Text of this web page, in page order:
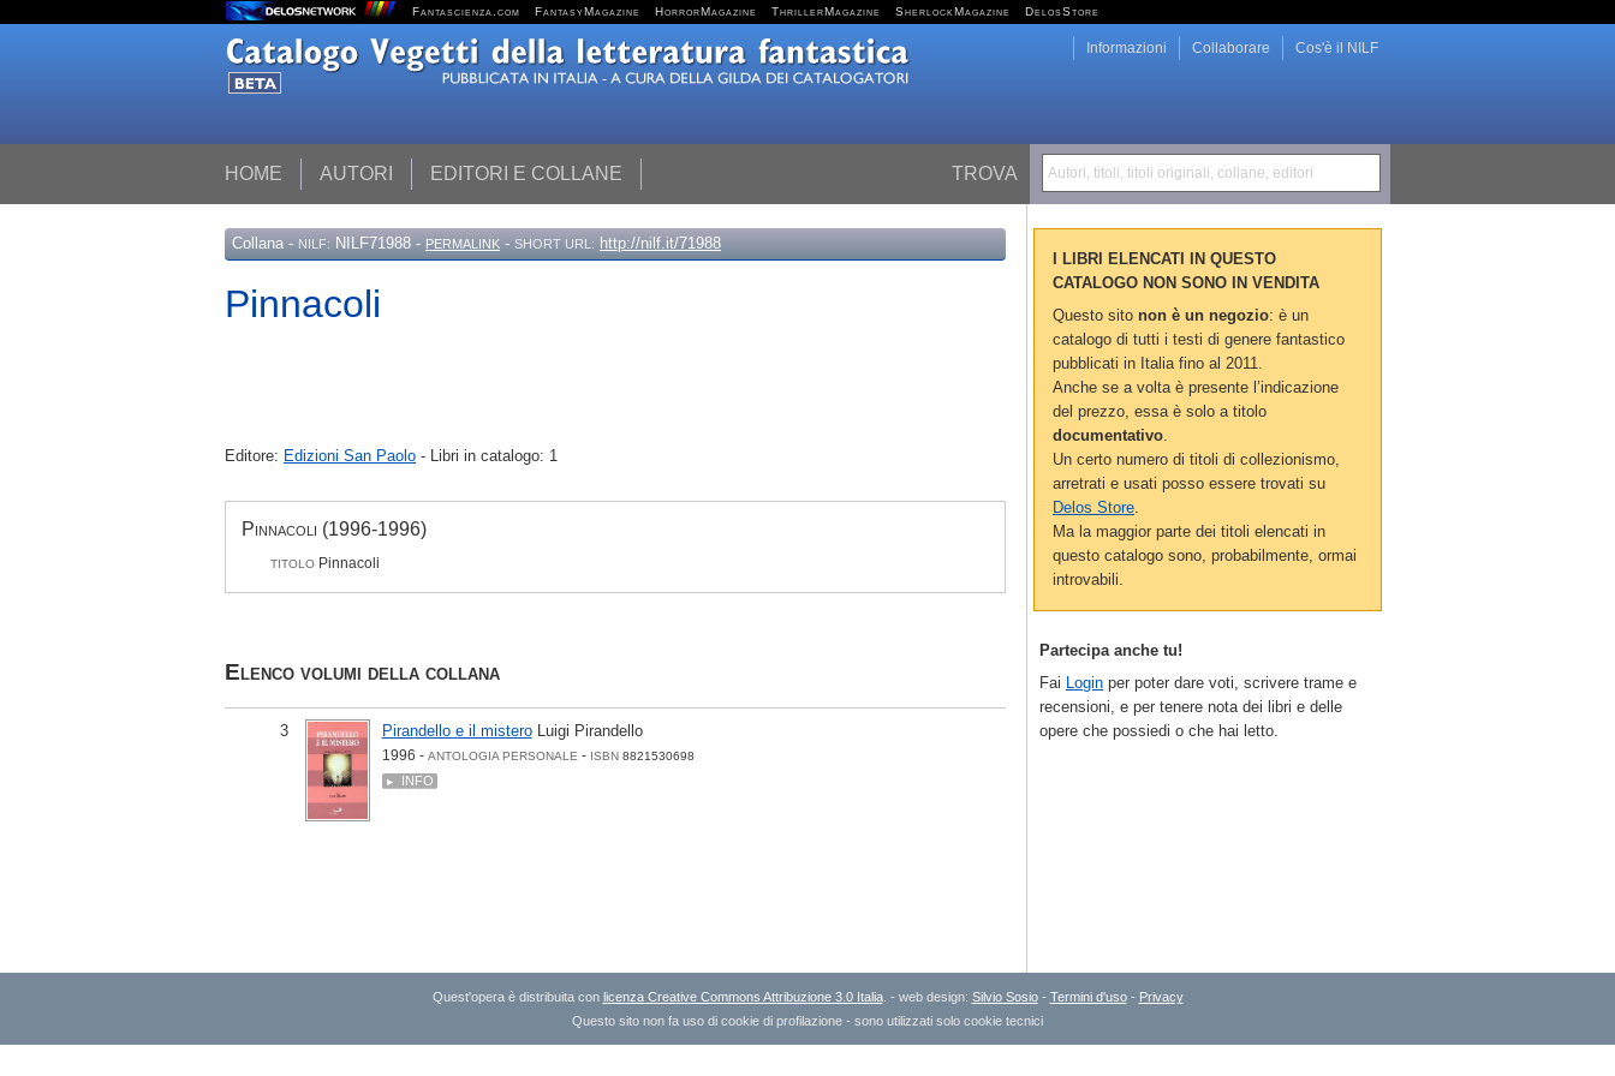
Fantascienza.com FantasyMagazine HorrorMagazine ThrillerMagazine SherlockMagazine DelosStore
TROVA Autori, titoli, titoli originali, collane, editori
HOME AUTORI EDITORI E COLLANE
Cos'è il NILF
Collaborare
Informazioni
Collana - NILF: NILF71988 - PERMALINK - SHORT URL: http://nilf.it/71988
Pinnacoli
Editore: Edizioni San Paolo - Libri in catalogo: 1
Pinnacoli (1996-1996)
TITOLO Pinnacoli
Elenco volumi della collana
3 Pirandello e il mistero Luigi Pirandello
1996 - ANTOLOGIA PERSONALE- ISBN 8821530698
INFO
I LIBRI ELENCATI IN QUESTO
CATALOGO NON SONO IN VENDITA
Questo sito non è un negozio: è un
catalogo di tutti i testi di genere fantastico
pubblicati in Italia fino al 2011.
Anche se a volta è presente l’indicazione
del prezzo, essa è solo a titolo
documentativo
Un certo numero di titoli di collezionismo,
arretrati e usati posso essere trovati su
Delos Store
Ma la maggior parte dei titoli elencati in
questo catalogo sono, probabilmente, ormai
introvabili.
Partecipa anche tu!
Fai Login per poter dare voti, scrivere trame e
recensioni, e per tenere nota dei libri e delle
opere che possiedi o che hai letto.
Quest'opera è distribuita con licenza Creative Commons Attribuzione 3.0 Italia. - web design: Silvio Sosio- Termini d'uso- Privacy
Questo sito non fa uso di cookie di profilazione - sono utilizzati solo cookie tecnici